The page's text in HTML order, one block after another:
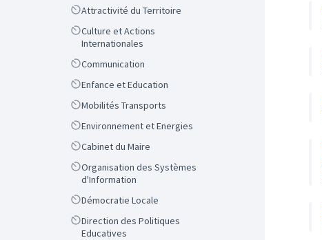
ScopeAttractivité du Territoire
Scope
Culture et Actions
Internationales
ScopeCommunication
ScopeEnfance et Education
ScopeMobilités Transports
ScopeEnvironnement et Energies
ScopeCabinet du Maire
Scope
Organisation des Systèmes
d'Information
ScopeDémocratie Locale
Scope
Direction des Politiques
Educatives